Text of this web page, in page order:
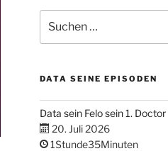
nach:
DATA SEINE EPISODEN
Data sein Felo sein 1. Doctor
20. Juli 2026
1Stunde35Minuten